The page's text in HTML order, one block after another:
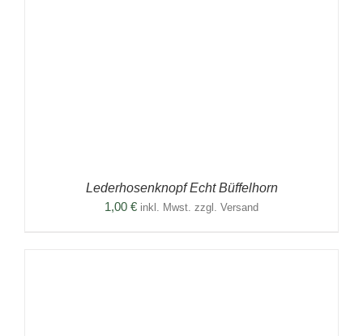
Lederhosenknopf Echt Büffelhorn
1,00 € inkl. Mwst. zzgl. Versand